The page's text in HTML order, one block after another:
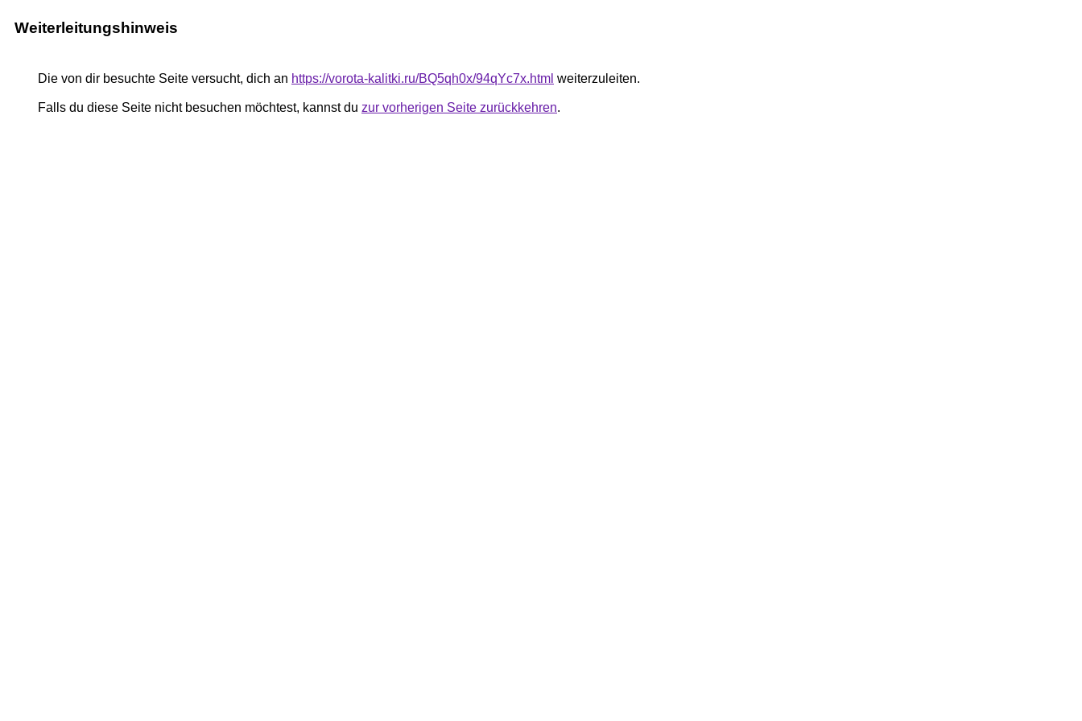
Weiterleitungshinweis
Die von dir besuchte Seite versucht, dich an https://vorota-kalitki.ru/BQ5qh0x/94qYc7x.html weiterzuleiten.
Falls du diese Seite nicht besuchen möchtest, kannst du zur vorherigen Seite zurückkehren.